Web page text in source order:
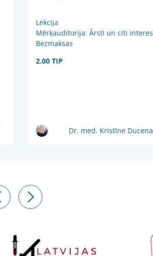
Lekcija
Mērķauditorija: Ārsti un citi
Bezmaksas
2.00 TIP
Dr. med. Kristīne Ducena